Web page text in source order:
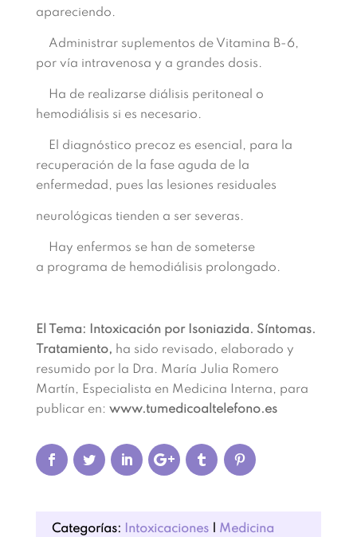
apareciendo.
Administrar suplementos de Vitamina B-6,
por vía intravenosa y a grandes dosis.
Ha de rea lizarse diálisis peritoneal
o
hemodiálisis si es necesario.
El diagnóstico precoz es esencial, para la
recuperación de la fase aguda de la
enfermedad, pues las lesiones residuales
neurológicas tienden a ser severas.
Hay enfermos se han de someterse
a programa de hemodiálisis prolongado.
El Tema: Intoxicación por Isoniazida. Síntomas.
Tratamiento, ha sido revisado, elaborado y
resumido por la Dra. María Julia Romero
Martín, Especialista en Medicina Interna, para
publicar en: www.tumedicoaltelefono.es
Categorías: Intoxicaciones| Medicina